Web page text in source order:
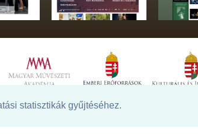
statisztikák gyűjtéséhez.